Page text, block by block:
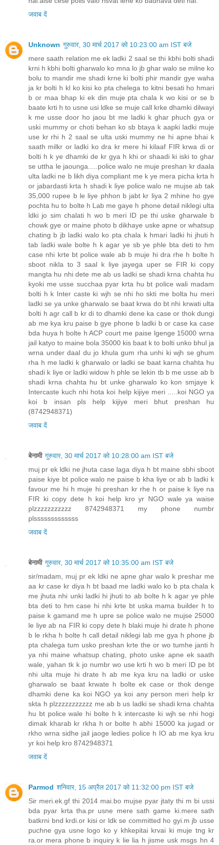
जवाब दें
Unknown गुरुवार, 30 मार्च 2017 को 10:23:00 am IST बजे
mere saath relation me ek ladki 2 saal se thi kbhi bolti shadi
krni h kbhi bolti gharwalo ko mna lo jb ghar walo se milne ko
bolu to mandir me shadi krne ki bolti phir mandir gye waha
ja kr bolti h kl ko kisi ko pta chelega to kitni besati ho hmari
b or maa bhap ki ek din muje pta chala k wo kisi or se b
baate krti h to usne usi ldke se muje call krke dhamki dilwayi
k me usse door ho jaou bt me ladki k ghar phuch gya or
uski mummy or choti behan ko sb btaya k aapki ladki muje
use kr rhi h 2 saal se ulta uski mummy ne hi apne bhai k
saath milkr or ladki ko dra kr mere hi kilaaf FIR krwa di or
bolti h k ye dhamki de kr gya h khi or shaadi ki iski to ghar
se uttha le jaounga.....police walo ne muje preshan kr daala
ulta ladki ne b likh diya compliant me k ye mera picha krta h
or jabardasti krta h shadi k liye police walo ne mujse ab tak
35,000 rupee b le liye phhon b jabt kr liya 2 mhine ho gye
pochta hu to bolte h Lab me gaye h phone detail niklegi ulta
ldki jo sim chalati h wo b meri ID pe thi uske gharwale b
chowk gye or maine photo b dikhaye uske apne or whatsup
chating b jb ladki walo ko pta chala k hmari ladki hi jhuti h
tab ladki wale bolte h k agar ye sb ye phle bta deti to hm
case nhi krte bt police wale ab b muje hi dra rhe h bolte h
sboot nikla to 3 saal k liye jayega uper se FIR ki copy
mangta hu nhi dete me ab us ladki se shadi krna chahta hu
kyoki me usse succhaa pyar krta hu bt police wali madam
bolti h k Inter caste ki wjh se nhi ho skti me bolta hu meri
ladki se ya unke gharwalo se baat krwa do bt nhi krwati ulta
bolti h agr call b kr di to dhamki dene ka case or thok dungi
ab me kya kru paise b gye phone b ladki b or case ka case
bda huya h bolte h ACP court me paise lgenge 15000 wrna
jail katyo to maine bola 35000 kis baat k to bolti unko bhul ja
wrna under daal du jo khula gum rha unhi ki wjh se ghum
rha h me ladki k gharwalo or ladki se baat karna chahta hu
shadi k liye or ladki widow h phle se lekin tb b me usse ab b
shadi krna chahta hu bt unke gharwalo ko kon smjaye k
Intercaste kuch nhi hota koi help kijiye meri .....koi NGO ya
koi b insan pls help kijiye meri bhut preshan hu
(8742948371)
जवाब दें
बेनामी गुरुवार, 30 मार्च 2017 को 10:28:00 am IST बजे
muj pr ek ldki ne jhuta case laga diya h bt maine sbhi sboot
paise kiye bt police walo ne paise b kha liye or ab b ladki k
favour me hi h muje hi preshan kr rhe h or paise k liye na
FIR ki copy dete h koi help kro yr NGO wale ya waise
plzzzzzzzzzzz 8742948371 my phone numbr
plsssssssssssss
जवाब दें
बेनामी गुरुवार, 30 मार्च 2017 को 10:35:00 am IST बजे
sir/madam, muj pr ek ldki ne apne ghar walo k preshar me
aa kr case kr diya h bt baad me ladki walo ko b pta chala k
me jhuta nhi unki ladki hi jhuti to ab bolte h k agar ye phle
bta deti to hm case hi nhi krte bt uska mama builder h to
paise k gamand me h upre se police walo ne mujse 25000
le liye ab na FIR ki copy dete h blaki muje hi drate h phone
b le rkha h bolte h call detail niklegi lab me gya h phone jb
pta chalega tum usko preshan krte the or wo tumhe janti h
ya nhi maine whatsup chating, photo uske apne ek saath
wale, yahan tk k jo numbr wo use krti h wo b meri ID pe bt
nhi ulta muje hi drate h ab me kya kru na ladki or uske
gharwalo se baat krwate h bolte ek case or thok denge
dhamki dene ka koi NGO ya koi any person meri help kr
skta h plzzzzzzzzzzz me ab b us ladki se shadi krna chahta
hu bt police wale hi bolte h k intercaste ki wjh se nhi hogi
dimak kharab kr rkha h or bolte h abhi 15000 ka jugad or
rkho wrna sidhe jail jaoge ledies police h IO ab me kya kru
yr koi help kro 8742948371
जवाब दें
Parmod शनिवार, 15 अप्रैल 2017 को 11:32:00 pm IST बजे
Sir meri.ek.gf thi 2014 mai.bo mujse pyar jtaty thi m bi ussi
bda pyar krta tha.pr usne mere sath game ki.mere sath
batkrni bnd krdi.or kisi or ldk se committed ho gyi.m jb usse
puchne gya usne logo ko y khkepitai krvai ki muje tng kr
ra.or mera phone b inquiry k lie lia h jisme usk msgs hn 4